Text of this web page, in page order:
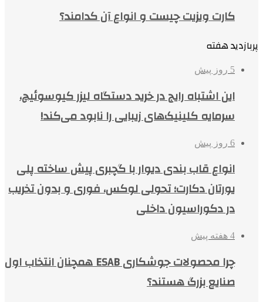
کارت ویزیت چیست و انواع آن کدامند؟
پربازدید هفته
5 روز پیش
این اشتباه رایج در خرید دستگاه لیزر کیوسوئیچ،
سرمایه کلینیک‌های زیبایی را نابود می‌کند!
6 روز پیش
انواع قاب بندی دیوار با گچبری پیش ساخته پلی
یورتان دکارت؛ تحولی لوکس، فوری و بدون تخریب
در دکوراسیون داخلی
4 هفته پیش
چرا محصولات جوشکاری ESAB همچنان انتخاب اول
صنایع بزرگ هستند؟